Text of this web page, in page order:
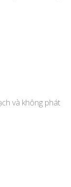
và không phát